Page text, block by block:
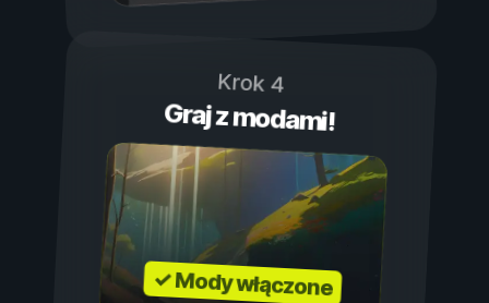
Krok 4
Graj z modami!
✓ Mody włączone